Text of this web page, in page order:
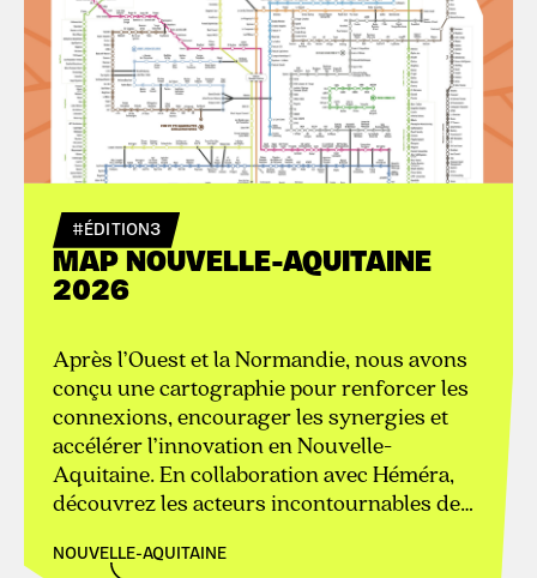
#ÉDITION3
MAP NOUVELLE-AQUITAINE
2026
Après l’Ouest et la Normandie, nous avons
conçu une cartographie pour renforcer les
connexions, encourager les synergies et
accélérer l’innovation en Nouvelle-
Aquitaine. En collaboration avec Héméra,
découvrez les acteurs incontournables de
Aquitaine !
NOUVELLE-AQUITAINE